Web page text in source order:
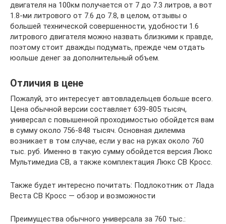
двигателя на 100км получается от 7 до 7.3 литров, а вот
1.8-ми литрового от 7.6 до 7.8, в целом, отзывы о
большей технической совершенности, удобности 1.6
литрового двигателя можно назвать близкими к правде,
поэтому стоит дважды подумать, прежде чем отдать
юольше денег за дополнительный объем.
Отличия в цене
Пожалуй, это интересует автовладельцев больше всего.
Цена обычной версии составляет 639-805 тысяч,
универсал с повышенной проходимостью обойдется вам
в сумму около 756-848 тысяч. Основная дилемма
возникает в том случае, если у вас на руках около 760
тыс. руб. Именно в такую сумму обойдется версия Люкс
Мультимедиа СВ, а также комплектация Люкс СВ Кросс.
Также будет интересно почитать: Подлокотник от Лада
Веста СВ Кросс — обзор и возможности
Преимущества обычного универсала за 760 тыс.: